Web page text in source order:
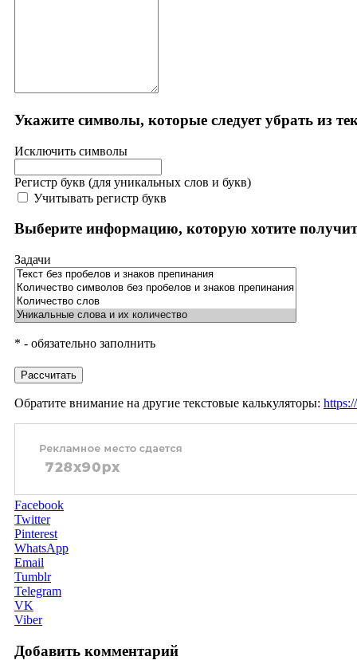
Укажите символы, которые следует убрать из
Исключить символы
Регистр букв (для уникальных слов и букв)
Учитывать регистр букв
Выберите информацию, которую хотите
Задачи
* - обязательно заполнить
Рассчитать
Обратите внимание на другие текстовые калькуляторы:
Facebook
Twitter
Pinterest
WhatsApp
Email
Tumblr
Telegram
VK
Viber
Добавить комментарий